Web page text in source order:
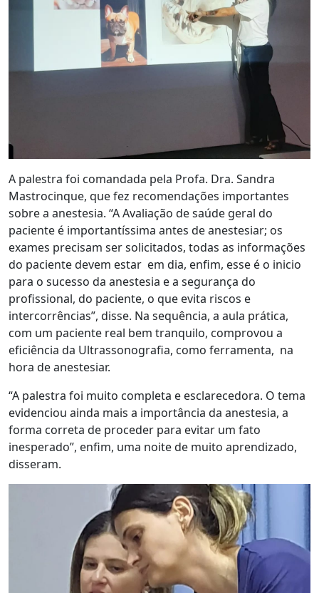
A palestra foi comandada pela Profa. Dra. Sandra
Mastrocinque, que fez recomendações importantes
sobre a anestesia. “A Avaliação de saúde geral do
paciente é importantíssima antes de anestesiar; os
exames precisam ser solicitados, todas as informações
do paciente devem estar em dia, enfim, esse é o inicio
para o sucesso da anestesia e a segurança do
profissional, do paciente, o que evita riscos e
intercorrências”, disse. Na sequência, a aula prática,
com um paciente real bem tranquilo, comprovou a
eficiência da Ultrassonografia, como ferramenta, na
hora de anestesiar.
“A palestra foi muito completa e esclarecedora. O tema
evidenciou ainda mais a importância da anestesia, a
forma correta de proceder para evitar um fato
inesperado”, enfim, uma noite de muito aprendizado,
disseram.